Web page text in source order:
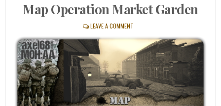
Map Operation Market Garden
LEAVE A COMMENT